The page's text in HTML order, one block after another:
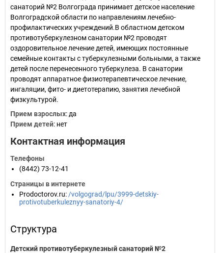
санаторий №2 Волгограда принимает детское население
Волгоградской области по направлениям лечебно-
профилактических учреждений.В областном детском
противотуберкулезном санатории №2 проводят
оздоровительное лечение детей, имеющих постоянные
семейные контакты с туберкулезными больными, а также
детей после перенесенного туберкулеза. В санатории
проводят аппаратное физиотерапевтическое лечение,
ингаляции, фито- и диетотерапию, занятия лечебной
физкультурой.
Прием взрослых: да
Прием детей: нет
Контактная информация
Телефоны
(8442) 73-12-41
Страницы в интернете
Prodoctorov.ru: /volgograd/lpu/3999-detskiy-
protivotuberkuleznyy-sanatoriy-4/
Структура
Детский противотуберкулезный санаторий №2